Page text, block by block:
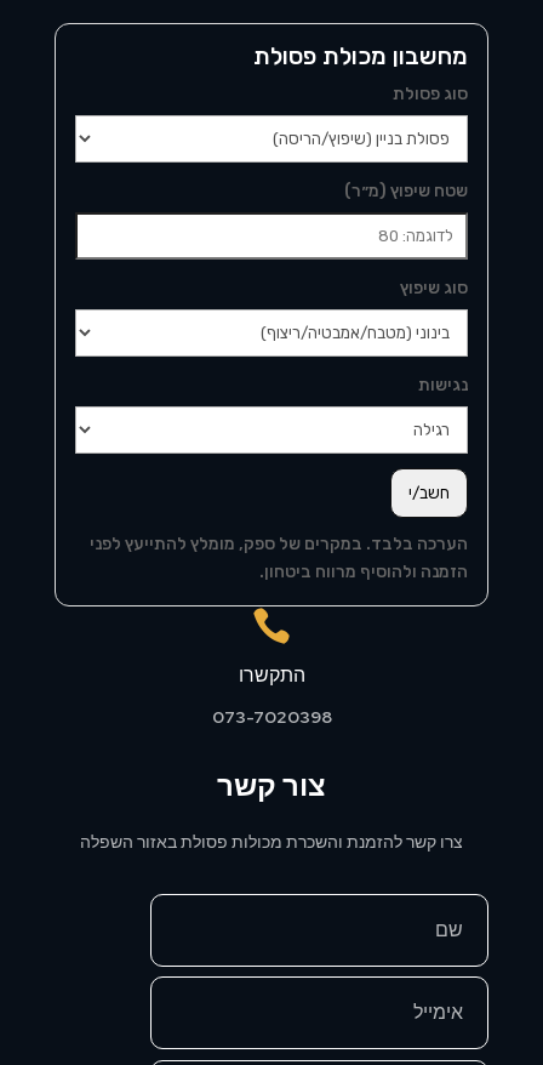
מחשבון מכולת פסולת
סוג פסולת
שטח שיפוץ (מ״ר)
סוג שיפוץ
נגישות
חשב/י
הערכה בלבד. במקרים של ספק, מומלץ להתייעץ לפני
הזמנה ולהוסיף מרווח ביטחון.

התקשרו
073-7020398
צור קשר
צרו קשר להזמנת והשכרת מכולות פסולת באזור השפלה